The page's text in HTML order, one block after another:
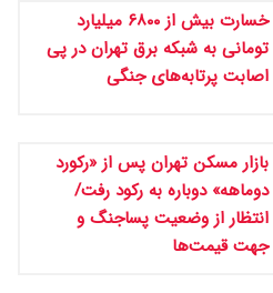
خسارت بیش از ۶۸۰۰ میلیارد
تومانی به شبکه برق تهران در پی
اصابت پرتابه‌های جنگی
بازار مسکن تهران پس از «رکورد
دوماهه» دوباره به رکود رفت/
انتظار از وضعیت پساجنگ و
جهت قیمت‌ها